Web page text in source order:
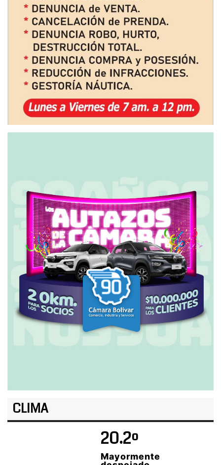
CLIMA
20.2º
Mayormente